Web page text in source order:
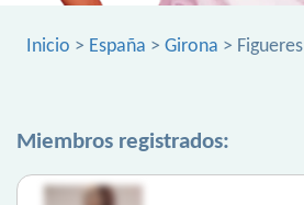
Inicio > España > Girona > Figueres
Miembros registrados: